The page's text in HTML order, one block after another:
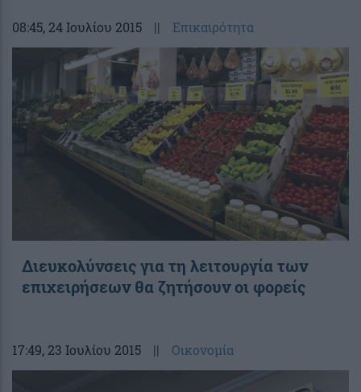
08:45, 24 Ιουλίου 2015 || Επικαιρότητα
Διευκολύνσεις για τη λειτουργία των
επιχειρήσεων θα ζητήσουν οι φορείς
17:49, 23 Ιουλίου 2015 || Οικονομία